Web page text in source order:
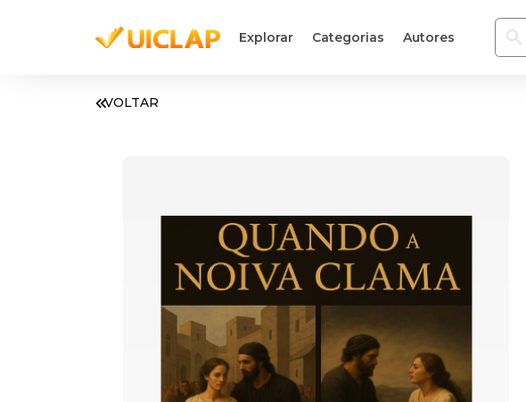
Explorar Categorias Autores
VOLTAR